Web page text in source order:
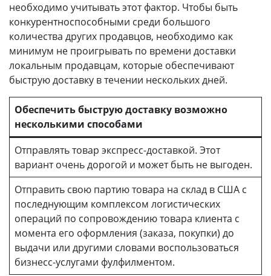
необходимо учитывать этот фактор. Чтобы быть
конкурентноспособными среди большого
количества других продавцов, необходимо как
минимум не проигрывать по времени доставки
локальным продавцам, которые обеспечивают
быструю доставку в течении нескольких дней.
Обеспечить быструю доставку возможно
несколькими способами
Отправлять товар экспресс-доставкой. Этот
вариант очень дорогой и может быть не выгоден.
Отправить свою партию товара на склад в США с
последнующим комплексом логистических
операций по сопровождению товара клиента с
момента его оформления (заказа, покупки) до
выдачи или другими словами воспользоваться
бизнесс-услугами фулфилментом.